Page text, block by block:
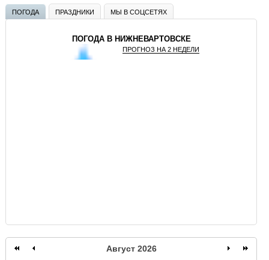
ПОГОДА ПРАЗДНИКИ МЫ В СОЦСЕТЯХ
ПОГОДА В НИЖНЕВАРТОВСКЕ
ПРОГНОЗ НА 2 НЕДЕЛИ
Август 2026